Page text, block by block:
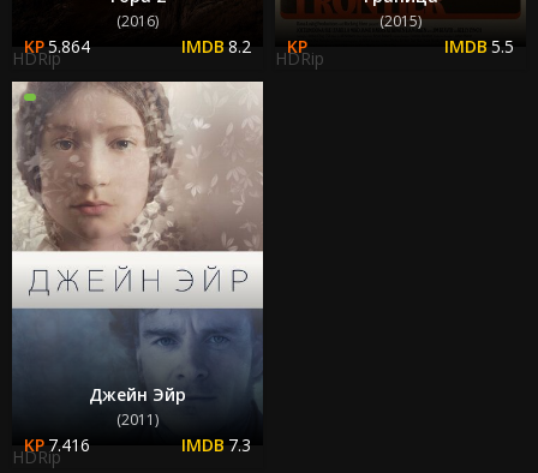
(2016)
5.864 8.2
HDRip
(2015)
5.5
HDRip
Джейн Эйр
(2011)
7.416 7.3
HDRip